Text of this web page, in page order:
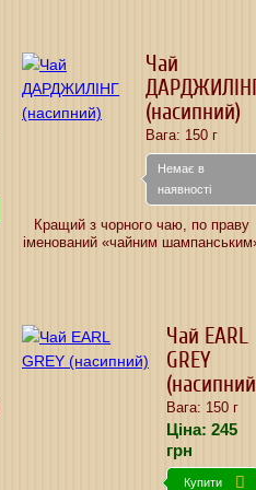
Чай
(насипний)
Вага: 150 г
Немає в
наявності
Кращий з чорного чаю, по праву
іменований «чайним
Чай EARL
GREY
Вага: 150 г
Ціна: 245
грн
Купити